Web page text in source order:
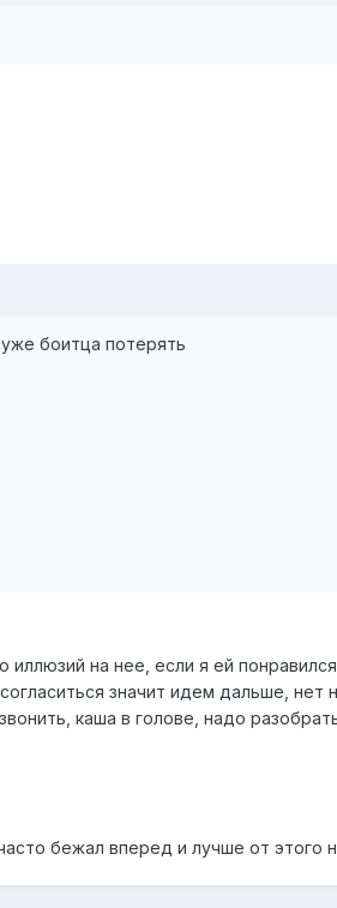
боитца потерять
на нее, если я ей
значит идем дальше, нет
каша в голове, надо
бежал вперед и лучше от этого